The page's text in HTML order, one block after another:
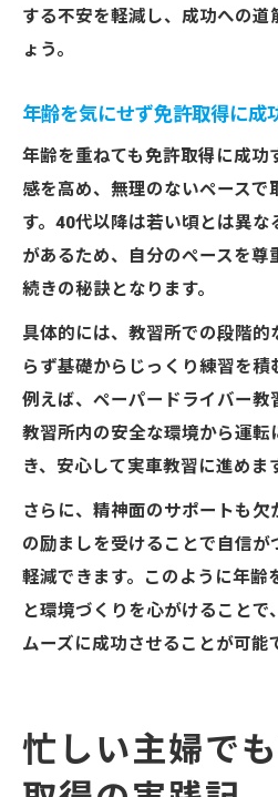
する不安を軽減し、成功への道
ょう。
年齢を気にせず免許取得に成
年齢を重ねても免許取得に成功
感を高め、無理のないペースで
す。40代以降は若い頃とは異
があるため、自分のペースを尊
続きの秘訣となります。
具体的には、教習所での段階的
らず基礎からじっくり練習を積
例えば、ペーパードライバー教
教習所内の安全な環境から運転
き、安心して実車教習に進めま
さらに、精神面のサポートも欠
の励ましを受けることで自信が
軽減できます。このように年齢
と環境づくりを心がけることで
ムーズに成功させることが可能
忙しい主婦で